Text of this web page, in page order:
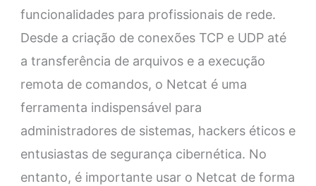
funcionalidades para profissionais de rede.
Desde a criação de conexões TCP e UDP até
a transferência de arquivos e a execução
remota de comandos, o Netcat é uma
ferramenta indispensável para
administradores de sistemas, hackers éticos e
entusiastas de segurança cibernética. No
entanto, é importante usar o Netcat de forma